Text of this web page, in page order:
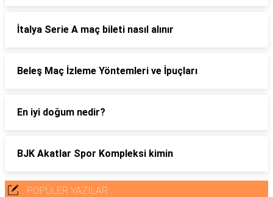
İtalya Serie A maç bileti nasıl alınır
Beleş Maç İzleme Yöntemleri ve İpuçları
En iyi doğum nedir?
BJK Akatlar Spor Kompleksi kimin
POPÜLER YAZILAR